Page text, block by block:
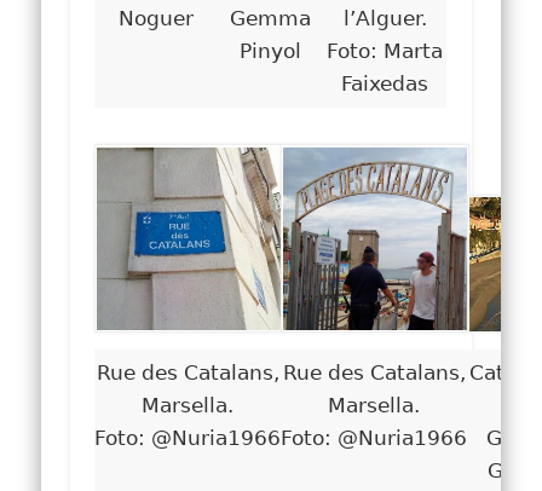
Noguer
Gemma
Pinyol
l’Alguer.
Foto: Marta
Faixedas
Rue des Catalans,
Marsella.
Foto: @Nuria1966
Rue des Catalans,
Marsella.
Foto: @Nuria1966